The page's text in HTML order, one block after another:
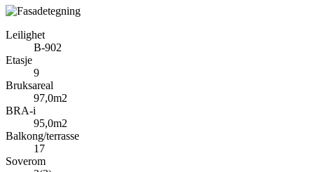
Leilighet
B-902
Etasje
9
Bruksareal
97,0m2
BRA-i
95,0m2
Balkong/terrasse
17
Soverom